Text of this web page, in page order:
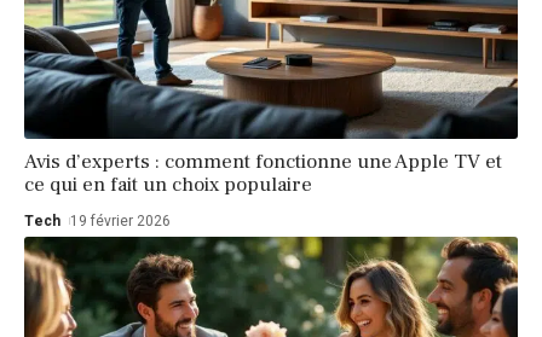
Avis d’experts : comment fonctionne une Apple TV et
ce qui en fait un choix populaire
Tech 19 février 2026